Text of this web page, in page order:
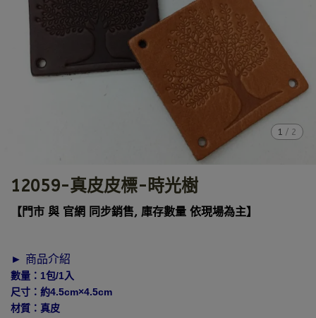
1 / 2
12059-真皮皮標-時光樹
【門市 與 官網 同步銷售, 庫存數量 依現場為主】
► 商品介紹
數量：1包/1入
尺寸：約4.5cm×4.5cm
材質：真皮